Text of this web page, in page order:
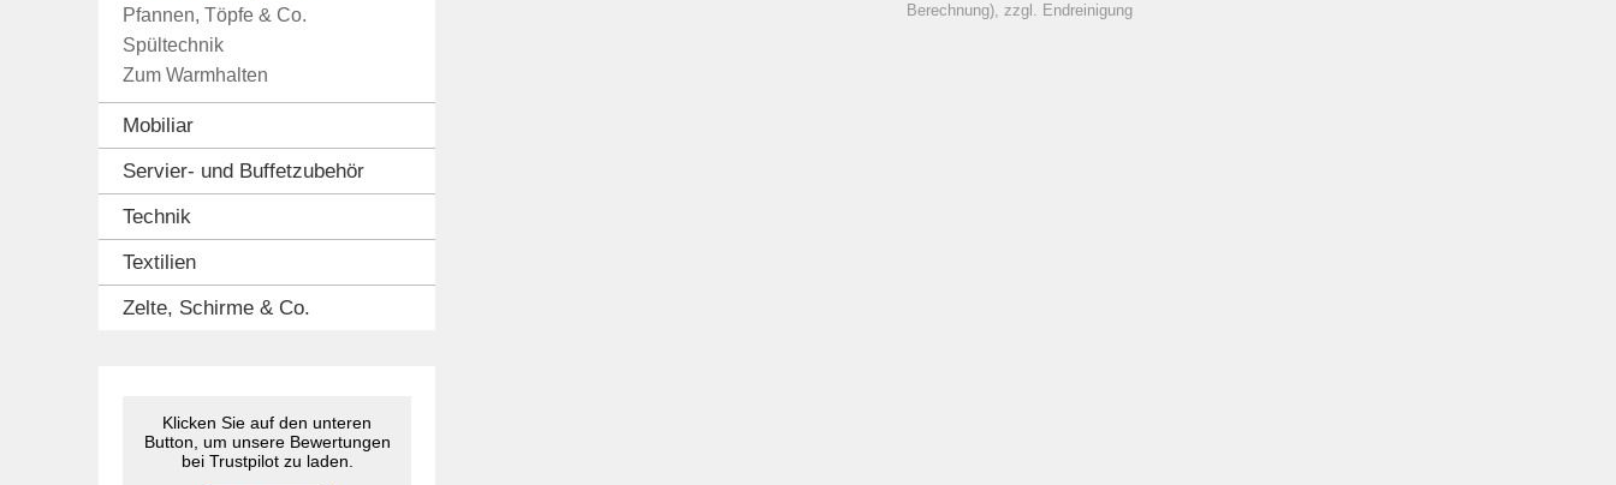
Berechnung), zzgl. Endreinigung
Pfannen, Töpfe & Co.
Spültechnik
Zum Warmhalten
Mobiliar
Servier- und Buffetzubehör
Technik
Textilien
Zelte, Schirme & Co.
Klicken Sie auf den unteren
Button, um unsere Bewertungen
bei Trustpilot zu laden.